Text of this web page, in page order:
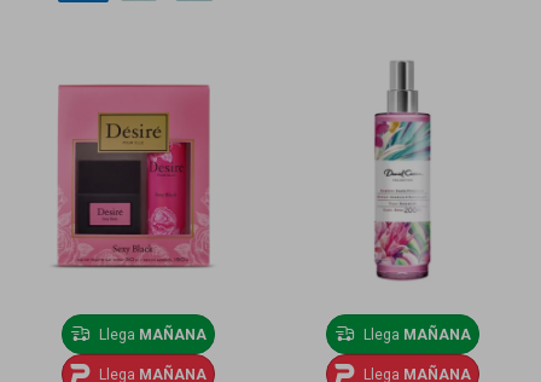
Llega MAÑANA
Llega MAÑANA
Llega MAÑANA
Llega MAÑANA